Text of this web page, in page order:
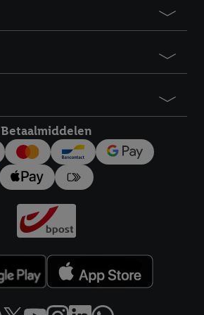
Betaalmiddelen